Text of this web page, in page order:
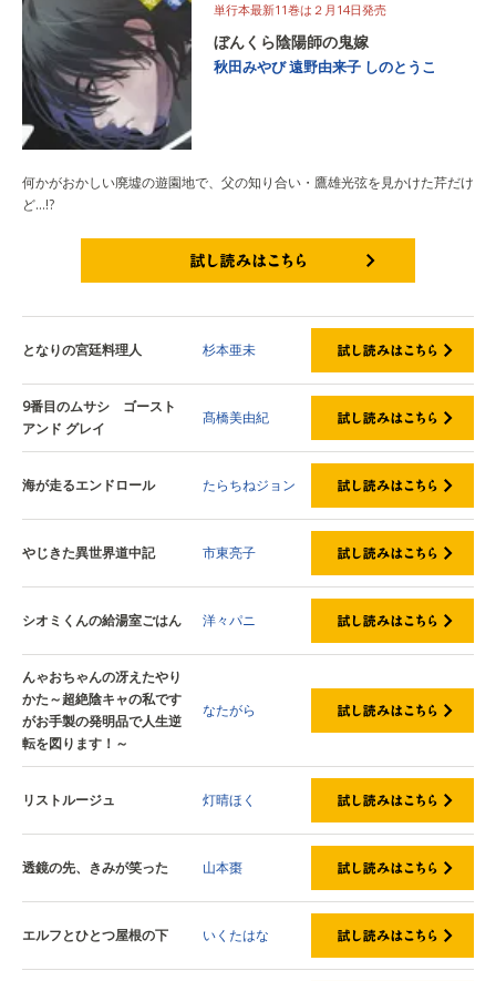
単行本最新11巻は２月14日発売
ぼんくら陰陽師の鬼嫁
秋田みやび遠野由来子 しのとうこ
何かがおかしい廃墟の遊園地で、父の知り合い・鷹雄光弦を見かけた芹だけ
ど…!?
となりの宮廷料理人 杉本亜未
9番目のムサシ ゴースト
アンド グレイ
髙橋美由紀
海が走るエンドロール たらちねジョン
やじきた異世界道中記 市東亮子
シオミくんの給湯室ごはん 洋々パニ
んゃおちゃんの冴えたやり
かた～超絶陰キャの私です
がお手製の発明品で人生逆
転を図ります！～
なたがら
リストルージュ 灯晴ほく
透鏡の先、きみが笑った 山本棗
エルフとひとつ屋根の下 いくたはな